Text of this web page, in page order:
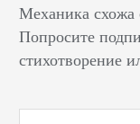
Механика схожа
Попросите
стихотворение